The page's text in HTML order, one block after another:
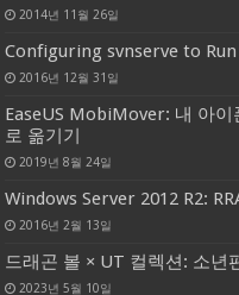
2014년 11월 26일
Configuring svnserve to
2016년 12월 31일
EaseUS MobiMover: 내 아
로 옮기기
2019년 8월 24일
Windows Server 2012 R2:
2016년 2월 13일
드래곤 볼 × UT 컬렉션: 소년
2023년 5월 10일